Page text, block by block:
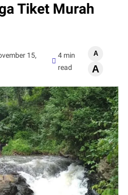
Tiket Murah
15,
4 min
read
A
A